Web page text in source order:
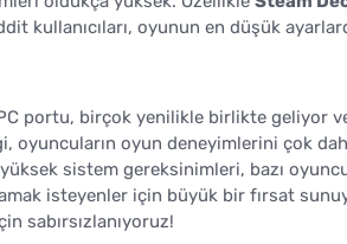
kullanıcıları, oyunun en düşük
portu, birçok yenilikle birlikte geliyor
oyuncuların oyun deneyimlerini çok
sistem gereksinimleri, bazı
isteyenler için büyük bir fırsat
sabırsızlanıyoruz!